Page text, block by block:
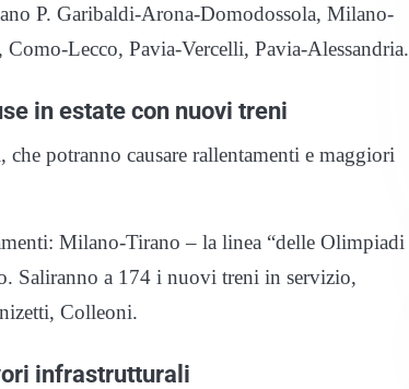
P. Garibaldi-Arona-Domodossola, Milano-
Lecco, Pavia-Vercelli, Pavia-Alessandria.
in estate con nuovi treni
potranno causare rallentamenti e maggiori
Milano-Tirano – la linea “delle Olimpiadi
Saliranno a 174 i nuovi treni in servizio,
Colleoni.
infrastrutturali